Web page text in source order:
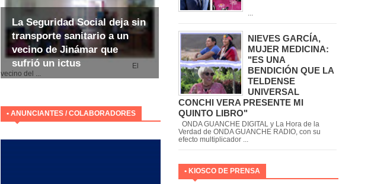
La Seguridad Social deja sin
transporte sanitario a un
vecino de Jinámar que
sufrió un ictus
El
vecino del ...
• ANUNCIANTES / COLABORADORES
NIEVES GARCÍA,
MUJER MEDICINA:
"ES UNA
BENDICIÓN QUE LA
TELDENSE
UNIVERSAL
CONCHI VERA PRESENTE MI
QUINTO LIBRO"
ONDA GUANCHE DIGITAL y La Hora de la
Verdad de ONDA GUANCHE RADIO, con su
efecto multiplicador ...
• KIOSCO DE PRENSA